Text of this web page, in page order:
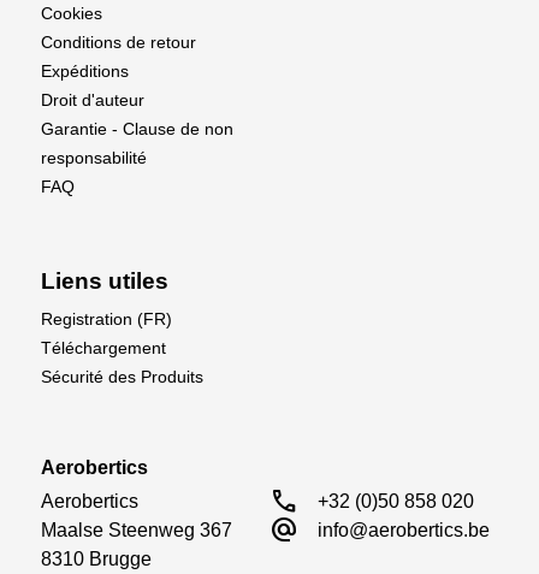
Cookies
Conditions de retour
Expéditions
Droit d'auteur
Garantie - Clause de non
responsabilité
FAQ
Liens utiles
Registration (FR)
Téléchargement
Sécurité des Produits
Aerobertics
Aerobertics
Maalse Steenweg 367
8310 Brugge
call +32 (0)50 858 020
alternate_email info@aerobertics.be